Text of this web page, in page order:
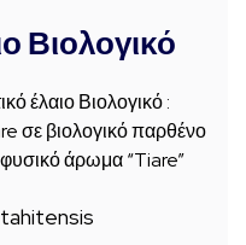
Βιολογικό
έλαιο Βιολογικό :
σε βιολογικό παρθένο
άρωμα “Tiare”